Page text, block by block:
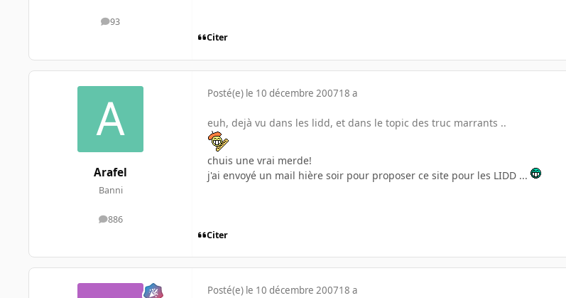
93
messages
Citer
Arafel
Banni
886
messages
Posté(e) le 10 décembre 200718 a
euh, dejà vu dans les lidd, et dans le topic des truc marrants ..
chuis une vrai merde!
j'ai envoyé un mail hière soir pour proposer ce site pour les LIDD ...
Citer
Posté(e) le 10 décembre 200718 a